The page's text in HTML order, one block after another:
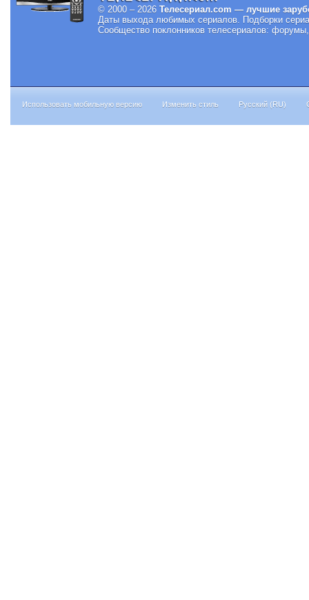
© 2000 – 2026 Телесериал.com — лучшие
Даты выхода любимых сериалов. Подборки
Сообщество поклонников телесериалов:
Использовать мобильную версию Изменить стиль Русский (RU)